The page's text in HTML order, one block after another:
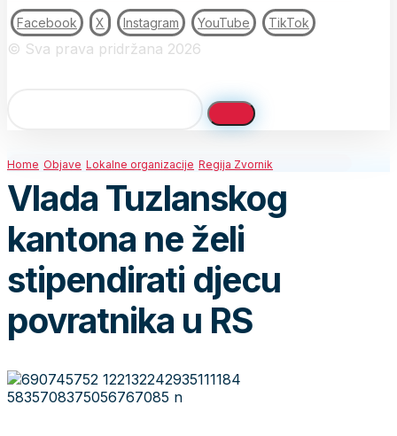
Facebook X Instagram YouTube TikTok
© Sva prava pridržana 2026
Home Objave Lokalne organizacije Regija Zvornik
Vlada Tuzlanskog
kantona ne želi
stipendirati djecu
povratnika u RS